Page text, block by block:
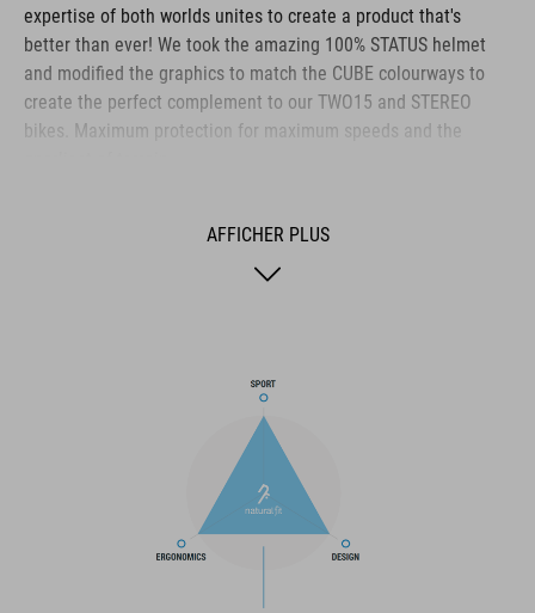
expertise of both worlds unites to create a product that's
better than ever! We took the amazing 100% STATUS helmet
and modified the graphics to match the CUBE colourways to
create the perfect complement to our TWO15 and STEREO
bikes. Maximum protection for maximum speeds and the
La marque CUBE est synonyme de produits innovants et de
haute qualité qui sont toujours orientés sur les tendances
actuelles. Les produits sont parfaitement ajustés les uns aux
autres par la coopération étroite des designers dans le
développement des accessoires et des vélos et engendrent
ainsi la meilleure combinaison en matière de design, de
technique et d’utilisabilité.
AFFICHER PLUS